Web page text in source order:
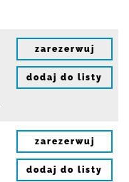
zarezerwuj
dodaj do listy
zarezerwuj
dodaj do listy